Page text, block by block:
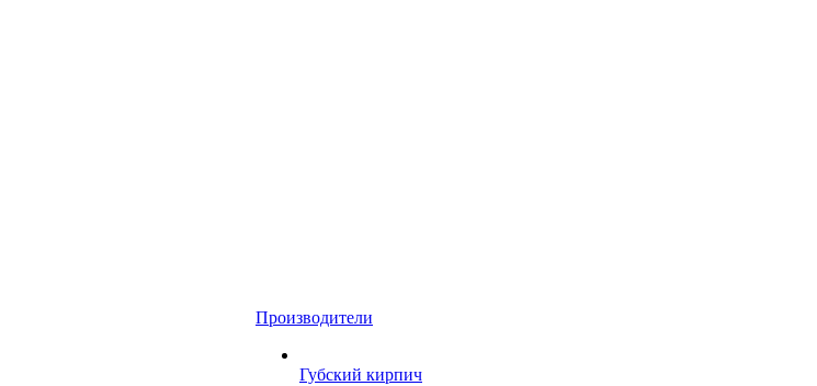
Производители
Губский кирпич